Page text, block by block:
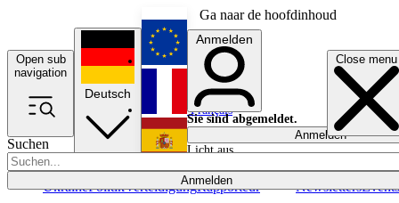
Ga naar de hoofdinhoud
Open sub
navigation
Close menu
Suchen
Anmelden
UkrainePolitikVerteidigungRapporteur NewslettersEvents
Deutsch
English
Français
Anmelden
Sie sind abgemeldet.
Anmelden
Licht aus